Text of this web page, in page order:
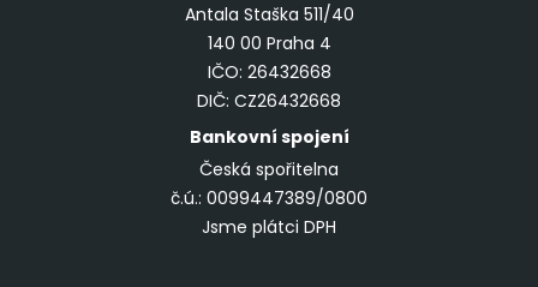
Antala Staška 511/40
140 00 Praha 4
IČO: 26432668
DIČ: CZ26432668
Bankovní spojení
Česká spořitelna
č.ú.: 0099447389/0800
Jsme plátci DPH